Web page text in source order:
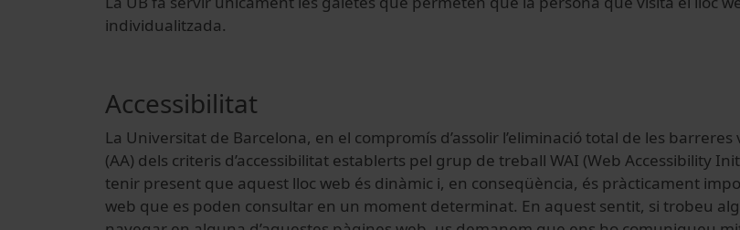
individualitzada.
Accessibilitat
La Universitat de Barcelona, en el compromís d’assolir l’eliminació total de les
(AA) dels criteris d’accessibilitat establerts pel grup de treball WAI (Web Accessibility
tenir present que aquest lloc web és dinàmic i, en conseqüència, és pràcticament
web que es poden consultar en un moment determinat. En aquest sentit, si trobeu